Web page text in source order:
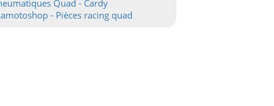
Quad - Cardy
- Pièces racing quad